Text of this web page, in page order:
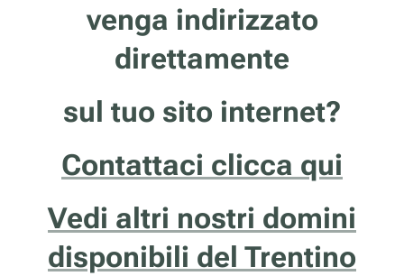
venga indirizzato
direttamente
sul tuo sito internet?
Contattaci clicca qui
Vedi altri nostri domini
disponibili del Trentino